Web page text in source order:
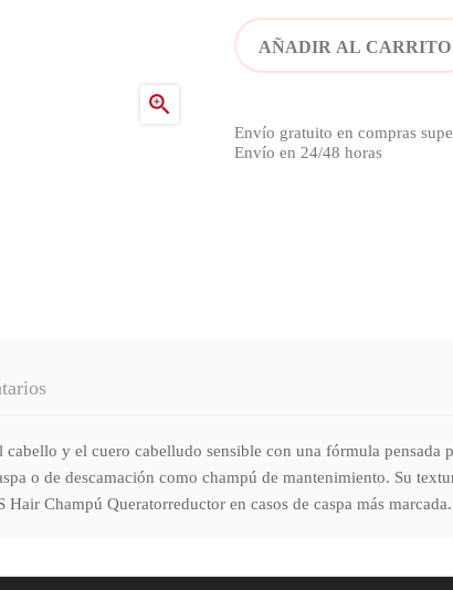

AÑADIR AL CARRITO
Envío gratuito en compras
Envío en 24/48 horas
y el cuero cabelludo sensible con una fórmula pensada
o de descamación como champú de mantenimiento. Su
Champú Queratorreductor en casos de caspa más